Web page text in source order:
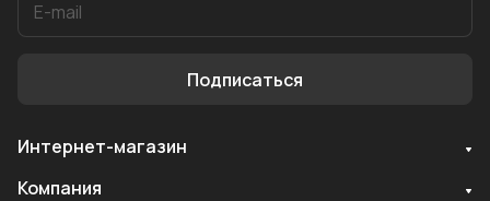
Подписаться
Интернет-магазин
Компания